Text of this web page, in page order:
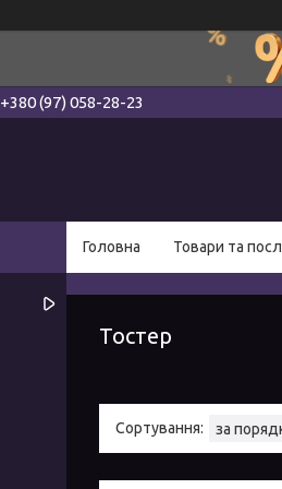
+380 (97) 058-28-23
Головна Товари та
Тостер